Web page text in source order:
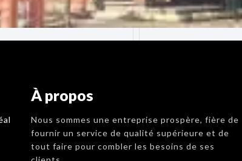
À propos
Nous sommes une entreprise prospère, fière de
fournir un service de qualité supérieure et de
tout faire pour combler les besoins de ses